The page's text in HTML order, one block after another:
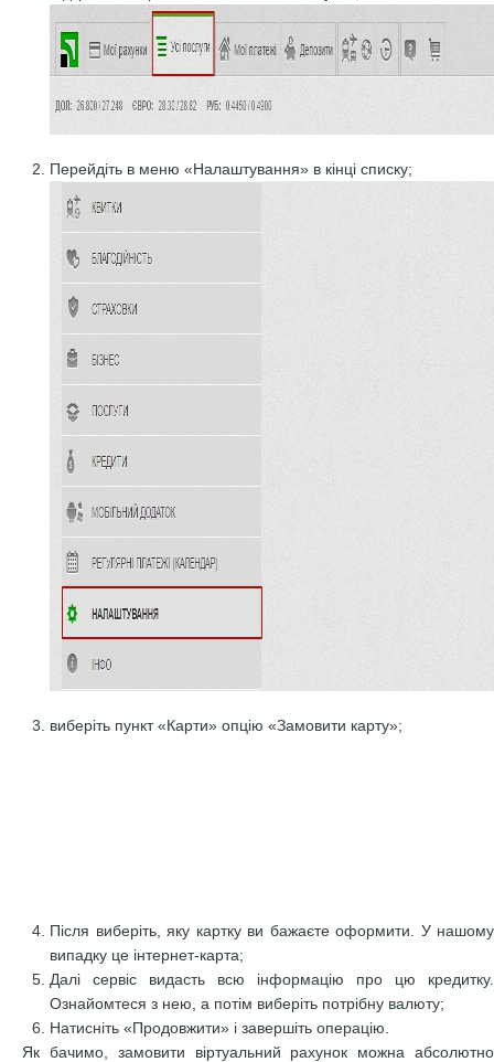
Перейдіть в меню «Налаштування» в кінці списку;
виберіть пункт «Карти» опцію «Замовити карту»;
Після виберіть, яку картку ви бажаєте оформити. У нашому
випадку це інтернет-карта;
Далі сервіс видасть всю інформацію про цю кредитку.
Ознайомтеся з нею, а потім виберіть потрібну валюту;
Натисніть «Продовжити» і завершіть операцію.
Як бачимо, замовити віртуальний рахунок можна абсолютно